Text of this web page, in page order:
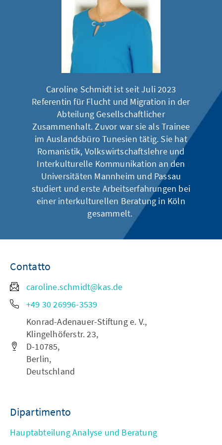
Caroline Schmidt ist seit Juli 2023
Referentin für Flucht und Migration in der
Abteilung Gesellschaftlicher
Zusammenhalt. Zuvor war sie als Trainee
im Auslandsbüro Tunesien tätig. Sie hat
Romanistik, Volkswirtschaftslehre und
Interkulturelle Kommunikation an den
Universitäten Mannheim und Passau
studiert und erste Arbeitserfahrungen bei
einer interkulturellen Beratung in Köln
gesammelt.
Contatto
caroline.schmidt@kas.de
+49 30 26996-3539
Konrad-Adenauer-Stiftung e. V.,
Klingelhöferstr. 23,
D-10785,
Berlin,
Deutschland
Dipartimento
Hauptabteilung Analyse und Beratung